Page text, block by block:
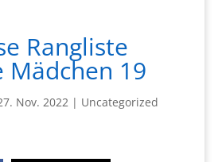
Rangliste
Mädchen 19
Nov. 2022| Uncategorized